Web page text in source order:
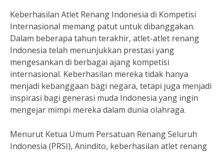
Keberhasilan Atlet Renang Indonesia di Kompetisi
Internasional memang patut untuk dibanggakan.
Dalam beberapa tahun terakhir, atlet-atlet renang
Indonesia telah menunjukkan prestasi yang
mengesankan di berbagai ajang kompetisi
internasional. Keberhasilan mereka tidak hanya
menjadi kebanggaan bagi negara, tetapi juga menjadi
inspirasi bagi generasi muda Indonesia yang ingin
mengejar mimpi mereka dalam dunia olahraga.
Menurut Ketua Umum Persatuan Renang Seluruh
Indonesia (PRSI), Anindito, keberhasilan atlet renang